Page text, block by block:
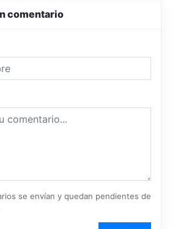
comentario
se envían y quedan pendientes de